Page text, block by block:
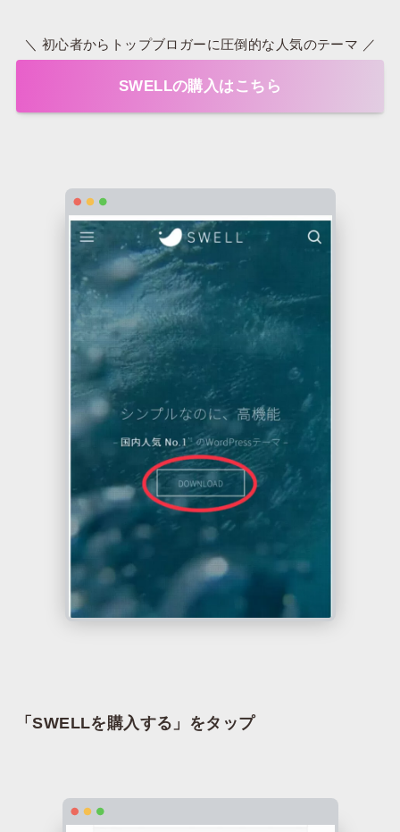
＼ 初心者からトップブロガーに圧倒的な人気のテーマ ／
SWELLの購入はこちら
「SWELLを購入する」をタップ